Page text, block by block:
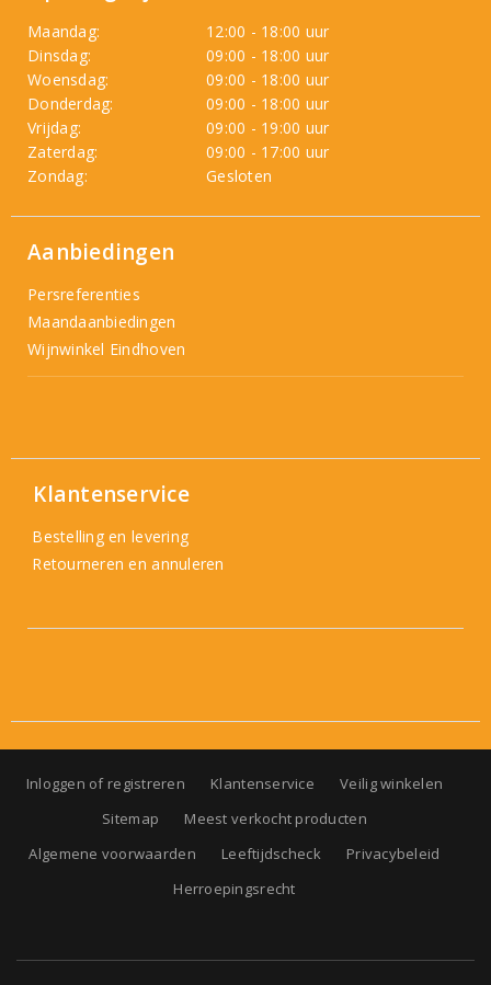
Maandag:
12:00 - 18:00 uur
Dinsdag:
09:00 - 18:00 uur
Woensdag:
09:00 - 18:00 uur
Donderdag:
09:00 - 18:00 uur
Vrijdag:
09:00 - 19:00 uur
Zaterdag:
09:00 - 17:00 uur
Zondag:
Gesloten
Aanbiedingen
Persreferenties
Maandaanbiedingen
Wijnwinkel Eindhoven
Klantenservice
Bestelling en levering
Retourneren en annuleren
Inloggen of registreren Klantenservice
Veilig winkelen
Sitemap
Meest verkocht producten
Algemene voorwaarden
Leeftijdscheck
Privacybeleid
Herroepingsrecht